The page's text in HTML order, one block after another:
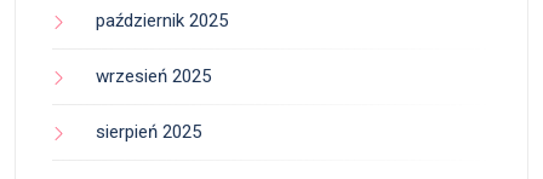
październik 2025
wrzesień 2025
sierpień 2025